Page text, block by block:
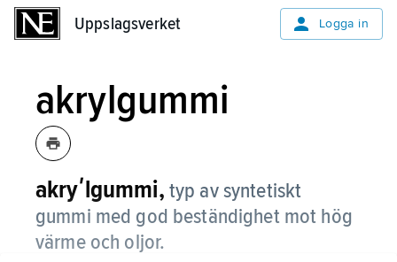
Uppslagsverket Logga in
akrylgummi
akryʹlgummi, typ av syntetiskt
gummi med god beständighet mot hög
värme och oljor.